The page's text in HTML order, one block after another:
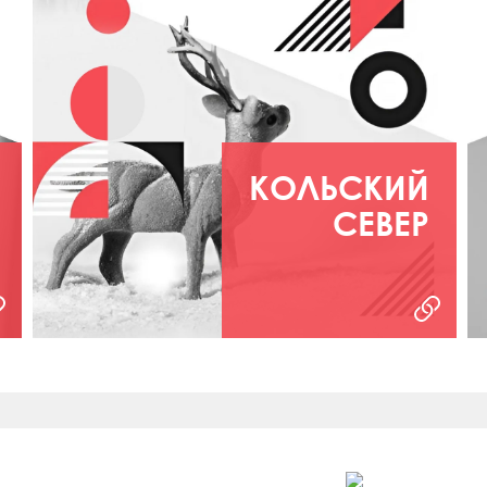
КОЛЬСКИЙ
СЕВЕР